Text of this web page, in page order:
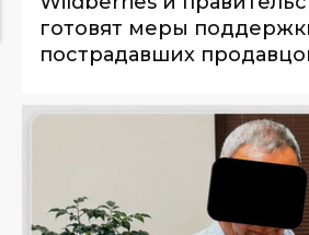
готовят меры
пострадавших